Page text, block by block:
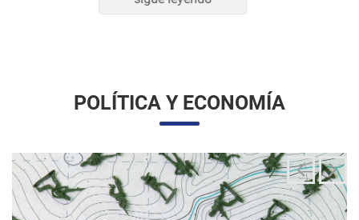
POLÍTICA Y ECONOMÍA